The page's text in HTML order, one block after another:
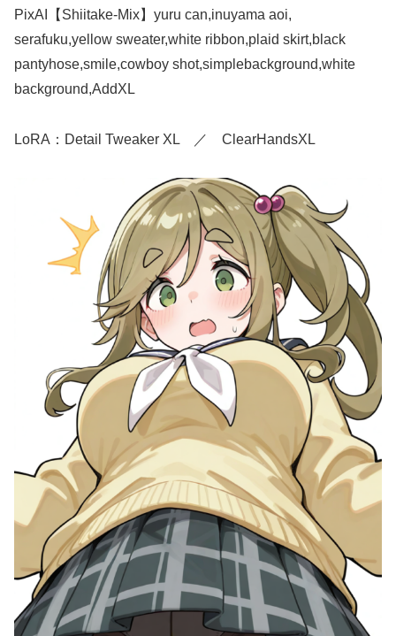
PixAI【Shiitake-Mix】yuru can,inuyama aoi,
serafuku,yellow sweater,white ribbon,plaid skirt,black
pantyhose,smile,cowboy shot,simplebackground,white
background,AddXL
LoRA：Detail Tweaker XL ／ ClearHandsXL